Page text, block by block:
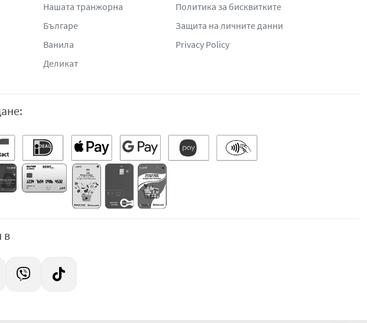
Нашата транжорна
Българе
Ванила
Деликат
Политика за бисквитките
Защита на личните данни
Privacy Policy
в